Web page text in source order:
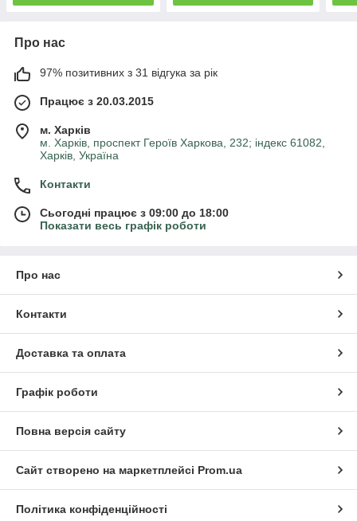
Про нас
97% позитивних з 31 відгука за рік
Працює з 20.03.2015
м. Харків
м. Харків, проспект Героїв Харкова, 232; індекс 61082,
Харків, Україна
Контакти
Сьогодні працює з 09:00 до 18:00
Показати весь графік роботи
Про нас
Контакти
Доставка та оплата
Графік роботи
Повна версія сайту
Сайт створено на маркетплейсі Prom.ua
Політика конфіденційності